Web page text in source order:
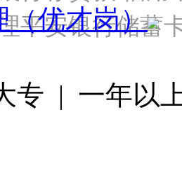
平安银行储
（优才岗）
专 | 一年以